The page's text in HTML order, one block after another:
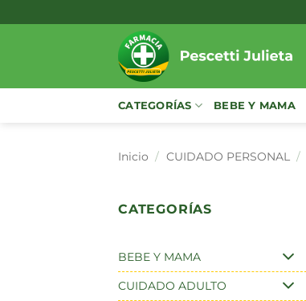
al
CATEGORÍAS BEBE Y MAMA
Inicio / CUIDADO PERSONAL /
CATEGORÍAS
BEBE Y MAMA
CUIDADO ADULTO